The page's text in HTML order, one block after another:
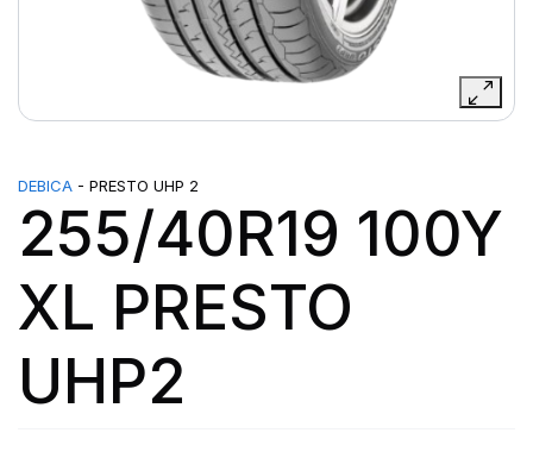
DEBICA - PRESTO UHP 2
255/40R19 100Y
XL PRESTO
UHP2